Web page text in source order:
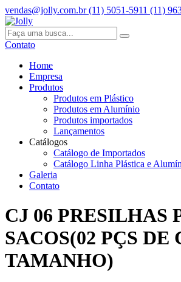
vendas@jolly.com.br(11) 5051-5911 (11)
Contato
Home
Empresa
Produtos
Produtos em Plástico
Produtos em Alumínio
Produtos importados
Lançamentos
Catálogos
Catálogo de Importados
Catálogo Linha Plástica e
Galeria
Contato
CJ 06 PRESILHAS
SACOS(02 PÇS DE
TAMANHO)